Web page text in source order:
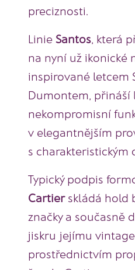
preciznosti.
Linie Santos, která
na nyní už ikonické
inspirované letcem
Dumontem, přináší
nekompromisní
v elegantnějším
s charakteristickým
Typický podpis
Cartier skládá hold
značky a současně
jiskru jejímu
prostřednictvím